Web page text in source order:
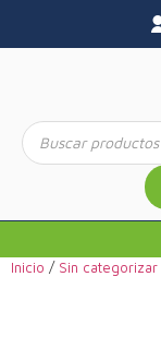
Inicio / Sin categorizar